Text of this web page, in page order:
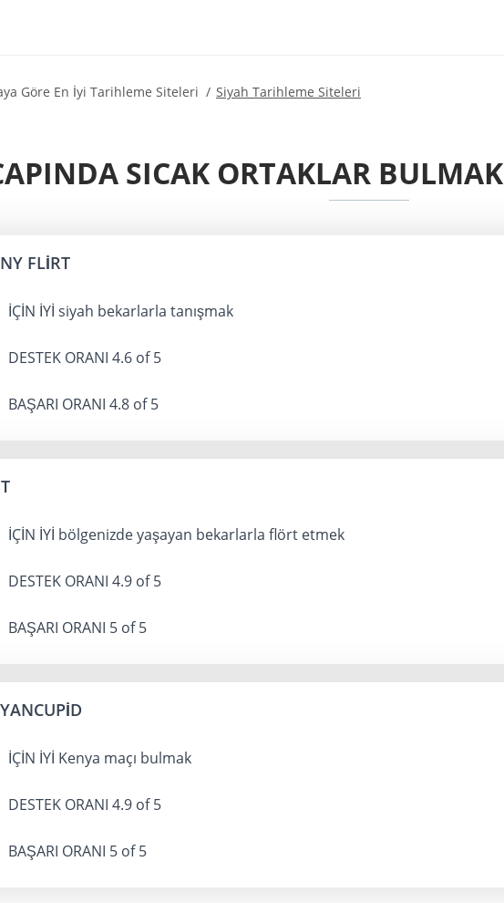
Göre En İyi Tarihleme Siteleri Siyah Tarihleme Siteleri
SICAK ORTAKLAR
FLIRT
İÇİN İYİ siyah bekarlarla tanışmak
DESTEK ORANI 4.6 of 5
BAŞARI ORANI 4.8 of 5
İÇİN İYİ bölgenizde yaşayan bekarlarla flört etmek
DESTEK ORANI 4.9 of 5
BAŞARI ORANI 5 of 5
İÇİN İYİ Kenya maçı bulmak
DESTEK ORANI 4.9 of 5
BAŞARI ORANI 5 of 5